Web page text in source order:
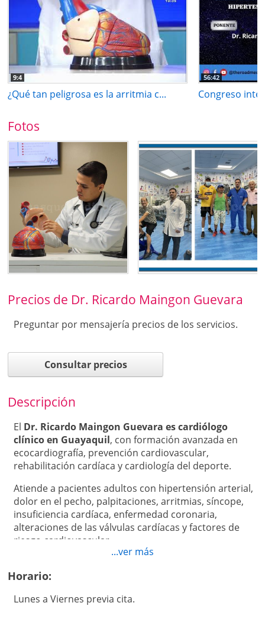
9:4
¿Qué tan peligrosa es la arritmia c...
56:42
Congreso
Fotos
Precios de Dr. Ricardo Maingon Guevara
Preguntar por mensajería precios de los servicios.
Consultar precios
Descripción
El Dr. Ricardo Maingon Guevara es cardiólogo
clínico en Guayaquil, con formación avanzada en
ecocardiografía, prevención cardiovascular,
rehabilitación cardíaca y cardiología del deporte.
Atiende a pacientes adultos con hipertensión arterial,
dolor en el pecho, palpitaciones, arritmias, síncope,
insuficiencia cardíaca, enfermedad coronaria,
alteraciones de las válvulas cardíacas y factores de
riesgo cardiovascular.
la explicación clara de los resultados y la elaboración
y seguimiento.
...ver más
Horario:
Lunes a Viernes previa cita.